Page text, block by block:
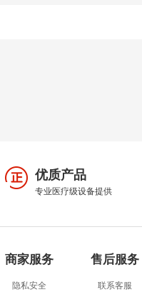
优质产品
专业医疗级设备提供
商家服务
隐私安全
售后服务
联系客服